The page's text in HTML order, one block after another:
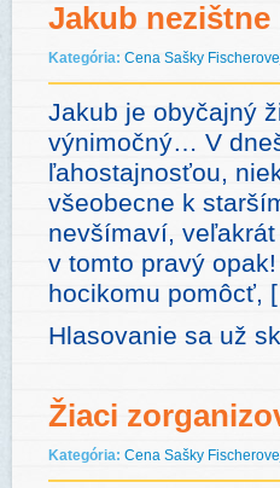
Jakub
Kategória: Cena Sašky
Jakub je obyčajný
výnimočný… V
ľahostajnosťou,
všeobecne k
nevšímaví,
v tomto pravý
hocikomu pomôcť,
Hlasovanie sa už
Žiaci
Kategória: Cena Sašky